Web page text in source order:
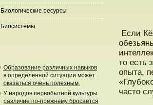
Биологические ресурсы
Биосистемы
Образование различных навыков
в определенной ситуации может
оказаться очень полезным.
У народов первобытной культуры
различие по-прежнему бросается
Если
то есть
опыта,
часто